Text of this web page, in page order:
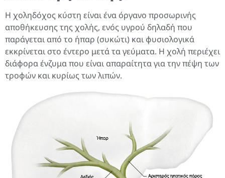
Η χοληδόχος κύστη είναι ένα όργανο προσωρινής
αποθήκευσης της χολής, ενός υγρού δηλαδή που
παράγεται από το ήπαρ (συκώτι) και φυσιολογικά
εκκρίνεται στο έντερο μετά τα γεύματα. Η χολή περιέχει
διάφορα ένζυμα που είναι απαραίτητα για την πέψη των
τροφών και κυρίως των λιπών.